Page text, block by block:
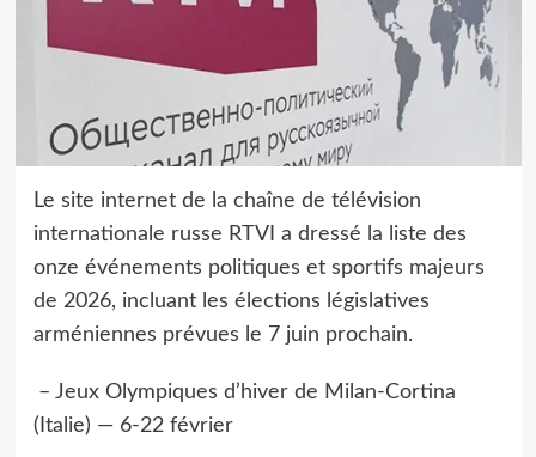
Le site internet de la chaîne de télévision
internationale russe RTVI a dressé la liste des
onze événements politiques et sportifs majeurs
de 2026, incluant les élections législatives
arméniennes prévues le 7 juin prochain.
– Jeux Olympiques d’hiver de Milan-Cortina
(Italie) — 6-22 février